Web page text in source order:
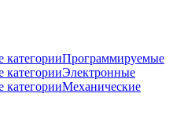
Программируемые
Электронные
Механические